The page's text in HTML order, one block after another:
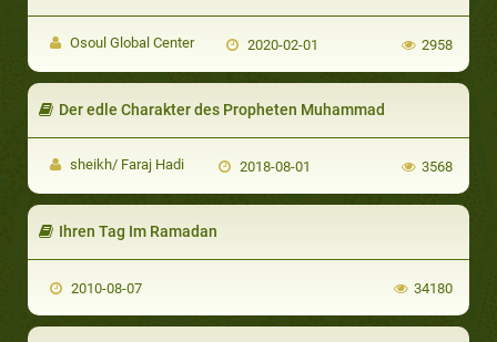
Osoul Global Center 2020-02-01 2958
Der edle Charakter des Propheten Muhammad
sheikh/ Faraj Hadi 2018-08-01 3568
Ihren Tag Im Ramadan
2010-08-07 34180